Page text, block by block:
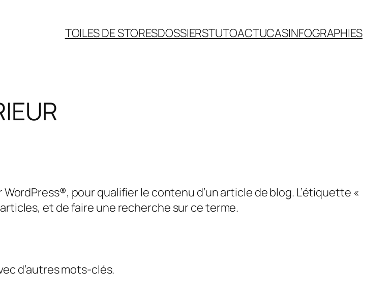
TOILES DE STORESDOSSIERSTUTOACTUCASINFOGRAPHIES
pour qualifier le contenu d’un article de blog. L’étiquette «
articles, et de faire une recherche sur ce terme.
d’autres mots-clés.